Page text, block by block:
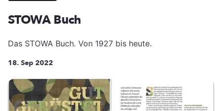
STOWA Buch
Das STOWA Buch. Von 1927 bis heute.
18. Sep 2022